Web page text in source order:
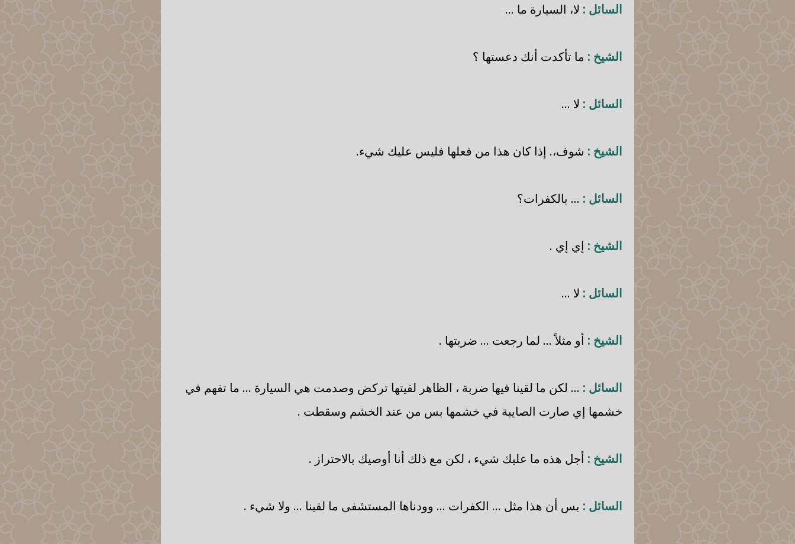
السائل : لا، السيارة ما ...
الشيخ : ما تأكدت أنك دعستها ؟
السائل : لا ...
الشيخ : شوف،. إذا كان هذا من فعلها فليس عليك شيء.
السائل : ... بالكفرات؟
الشيخ : إي إي .
السائل : لا ...
الشيخ : أو مثلاً ... لما رجعت ... ضربتها .
السائل : ... لكن ما لقينا فيها ضربة ، الظاهر لقيتها تركض وصدمت هي السيارة ... ما تفهم في
خشمها إي صارت الصايبة في خشمها بس من عند الخشم وسقطت .
الشيخ : أجل هذه ما عليك شيء ، لكن مع ذلك أنا أوصيك بالاحتراز .
السائل : بس أن هذا مثل ... الكفرات ... وودناها المستشفى ما لقينا ... ولا شيء .